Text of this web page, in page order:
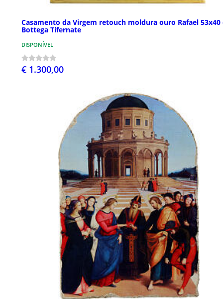
Casamento da Virgem retouch moldura ouro Rafael 53x40
Bottega Tifernate
DISPONÍVEL
€ 1.300,00